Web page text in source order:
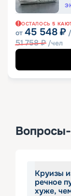
ОСТАЛОСЬ 5
от 45 548 ₽
51 758₽ /чел
Круизы
речное
хуже,